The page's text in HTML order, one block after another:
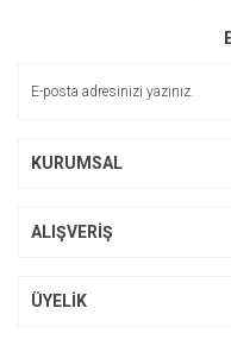
Ürün açıklamasında
KURUMSAL
ALIŞVERİŞ
ÜYELİK